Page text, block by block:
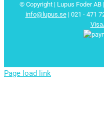
© Copyright | Lupus Foder
info@lupus.se| 021 - 471
Page load link